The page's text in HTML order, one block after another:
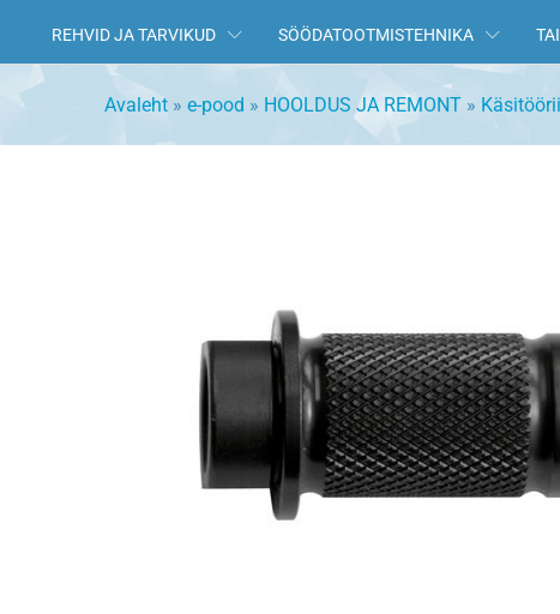
REHVID JA TARVIKUD SÖÖDATOOTMISTEHNIKA
Avaleht » e-pood » HOOLDUS JA REMONT »